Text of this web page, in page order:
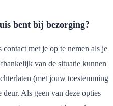
bent bij bezorging?
met je op te nemen als je
van de situatie kunnen
(met jouw toestemming
Als geen van deze opties